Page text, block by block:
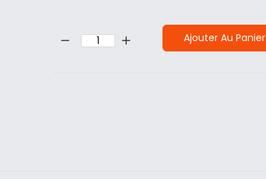
Quantité: Ajouter Au Panier